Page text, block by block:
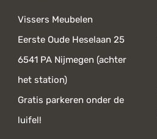
Vissers Meubelen
Eerste Oude Heselaan 25
6541 PA Nijmegen (achter
het station)
Gratis parkeren onder de
luifel!